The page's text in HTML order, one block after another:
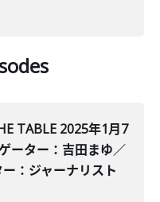
TABLE 2025年1月7
ーター：吉田まゆ／
：ジャーナリスト